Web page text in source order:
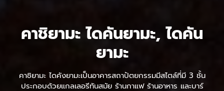
คาชิยามะ ไดคันยามะ, ไดคัน
ยามะ
คาชิยามะ ไดคังยามะเป็นอาคารสถาปัตยกรรมมีสไตล์ที่มี 3 ชั้น
ประกอบด้วยแกลเลอรีทันสมัย ​​ร้านกาแฟ ร้านอาหาร และบาร์